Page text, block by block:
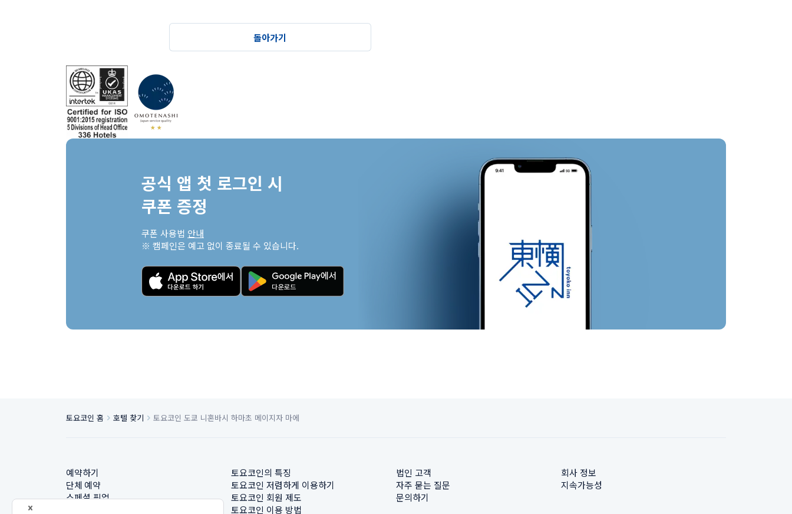
돌아가기
공식 앱 첫 로그인 시
쿠폰 증정
쿠폰 사용법 안내
※ 캠페인은 예고 없이 종료될 수 있습니다.
토요코인 홈 호텔 찾기 토요코인 도쿄 니혼바시 하마초 메이지자 마에
예약하기
단체 예약
스페셜 픽업
토요코인의 특징
토요코인 저렴하게 이용하기
토요코인 회원 제도
토요코인 이용 방법
법인 고객
자주 묻는 질문
문의하기
회사 정보
지속가능성